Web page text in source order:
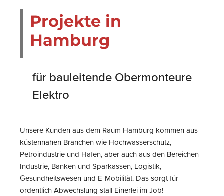
Projekte in
Hamburg
für bauleitende Obermonteure
Elektro
Unsere Kunden aus dem Raum Hamburg kommen aus
küstennahen Branchen wie Hochwasserschutz,
Petroindustrie und Hafen, aber auch aus den Bereichen
Industrie, Banken und Sparkassen, Logistik,
Gesundheitswesen und E-Mobilität. Das sorgt für
ordentlich Abwechslung stall Einerlei im Job!